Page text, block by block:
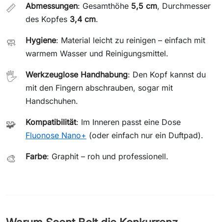
📏 Abmessungen: Gesamthöhe 5,5 cm, Durchmesser
des Kopfes 3,4 cm.
🧼 Hygiene: Material leicht zu reinigen – einfach mit
warmem Wasser und Reinigungsmittel.
🖐️ Werkzeuglose Handhabung: Den Kopf kannst du
mit den Fingern abschrauben, sogar mit
Handschuhen.
🧩 Kompatibilität: Im Inneren passt eine Dose
Fluonose Nano+ (oder einfach nur ein Duftpad).
🎨 Farbe: Graphit – roh und professionell.